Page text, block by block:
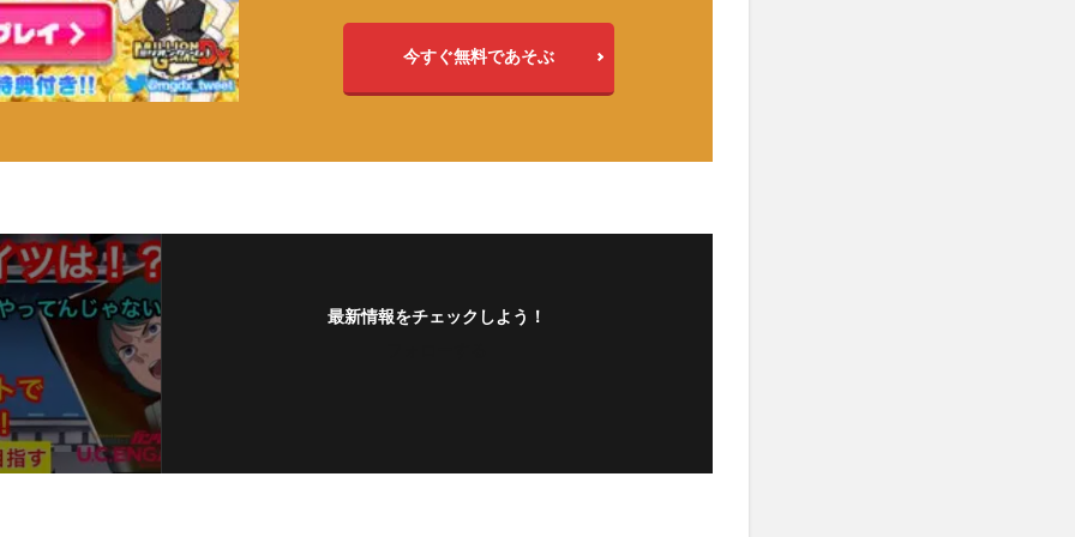
今すぐ無料であそぶ
最新情報をチェックしよう！